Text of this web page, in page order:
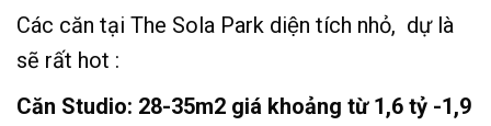
Các căn tại The Sola Park diện tích nhỏ, dự là
sẽ rất hot :
Căn Studio: 28-35m2 giá khoảng từ 1,6 tỷ -1,9